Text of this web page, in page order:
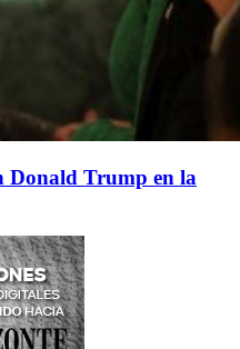
Donald Trump en la